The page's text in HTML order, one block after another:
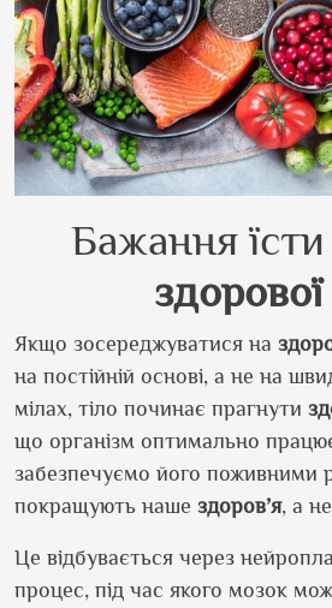
Бажання
здорової
Якщо зосереджуватися на
на постійній основі, а не на
мілах, тіло починає прагнути
що організм оптимально
забезпечуємо його поживними
покращують наше здоров’я, а
Це відбувається через
процес, під час якого мозок